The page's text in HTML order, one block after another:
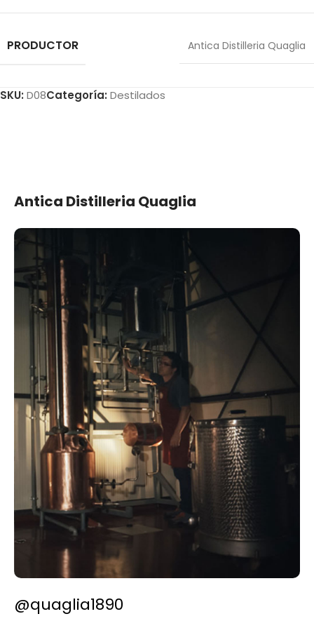
PRODUCTOR Antica Distilleria Quaglia
SKU: D08Categoría: Destilados
Antica Distilleria Quaglia
@quaglia1890